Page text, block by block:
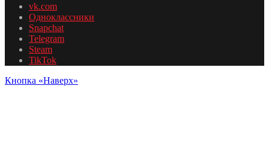
vk.com
Одноклассники
Snapchat
Telegram
Steam
TikTok
Кнопка «Наверх»